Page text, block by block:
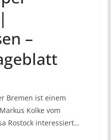
–
Bremen ist einem
Kolke vom
Rostock interessiert…